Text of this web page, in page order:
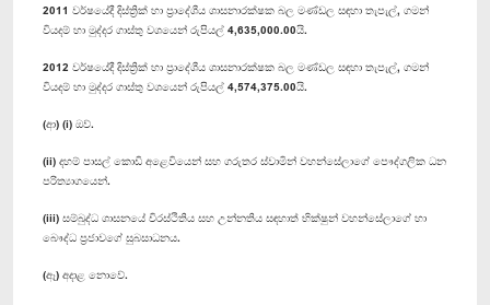
2011 වර්ෂයේදී දිස්ත්‍රික් හා ප්‍රාදේශීය ශාසනාරක්ෂක බල මණ්ඩල සඳහා තැපැල්, ගමන්
වියදම් හා මුද්දර ගාස්තු වශයෙන් රුපියල් 4,635,000.00යි.
2012 වර්ෂයේදී දිස්ත්‍රික් හා ප්‍රාදේශීය ශාසනාරක්ෂක බල මණ්ඩල සඳහා තැපැල්, ගමන්
වියදම් හා මුද්දර ගාස්තු වශයෙන් රුපියල් 4,574,375.00යි.
(ආ) (i) ඔව්.
(ii) දහම් පාසල් කොඩි අළෙවියෙන් සහ ගරුතර ස්වාමින් වහන්සේලාගේ පෞද්ගලික ධන
පරිත්‍යාගයෙන්.
(iii) සම්බුද්ධ ශාසනයේ චිරස්ථිතිය සහ උන්නතිය සඳහාත් භික්ෂුන් වහන්සේලාගේ හා
බෞද්ධ ප්‍රජාවගේ සුබසාධනය.
(ඈ) අදාළ නොවේ.